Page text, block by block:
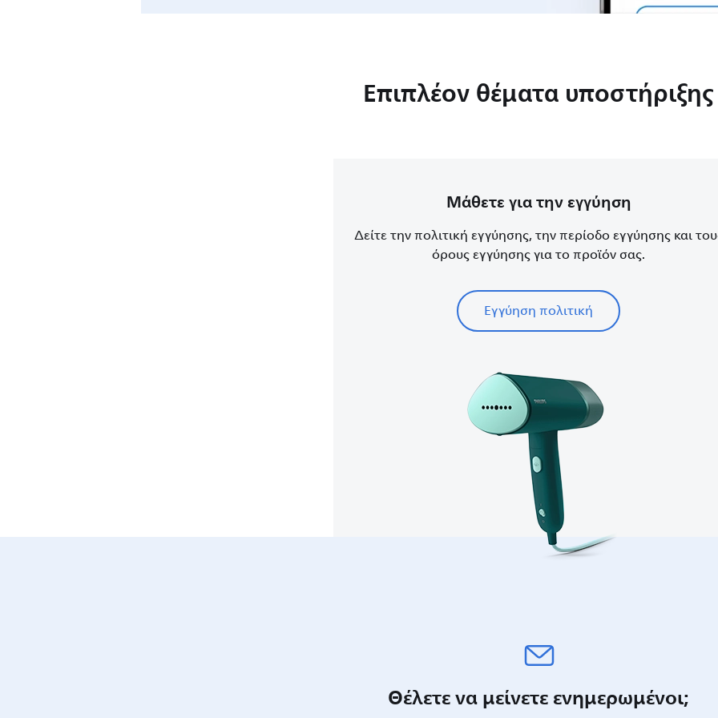
Επιπλέον θέματα υποστήριξης
Μάθετε για την εγγύηση
Δείτε την πολιτική εγγύησης, την περίοδο εγγύησης και
όρους εγγύησης για το προϊόν σας.
Εγγύηση πολιτική
Θέλετε να μείνετε ενημερωμένοι;